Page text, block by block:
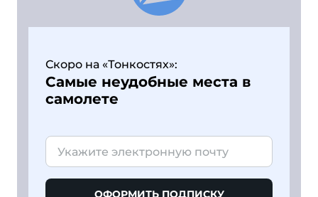
Скоро на «Тонкостях»:
Самые неудобные места в
самолете
ОФОРМИТЬ ПОДПИСКУ